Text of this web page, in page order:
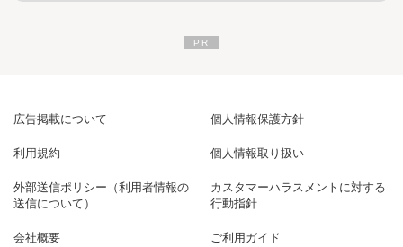
広告掲載について 個人情報保護方針
利用規約 個人情報取り扱い
外部送信ポリシー（利用者情報の
送信について）
カスタマーハラスメントに対する
行動指針
会社概要 ご利用ガイド